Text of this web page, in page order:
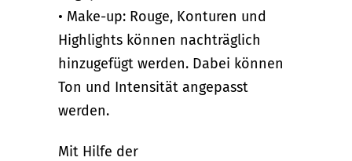
• Make-up: Rouge, Konturen und
Highlights können nachträglich
hinzugefügt werden. Dabei können
Ton und Intensität angepasst
werden.
Mit Hilfe der